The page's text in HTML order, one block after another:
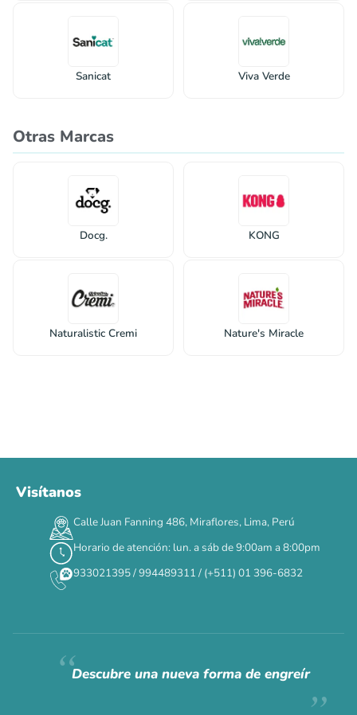
Sanicat Viva Verde
Otras Marcas
Docg. KONG
Naturalistic Cremi Nature's Miracle
DÍAS HORAS MIN SEG
✕
Siempre fuimosraros.
Visítanos
Calle Juan Fanning 486, Miraflores, Lima, Perú
Horario de atención: lun. a sáb de 9:00am a 8:00pm
933021395 / 994489311 / (+511) 01 396-6832
Descubre una nueva forma de engreír